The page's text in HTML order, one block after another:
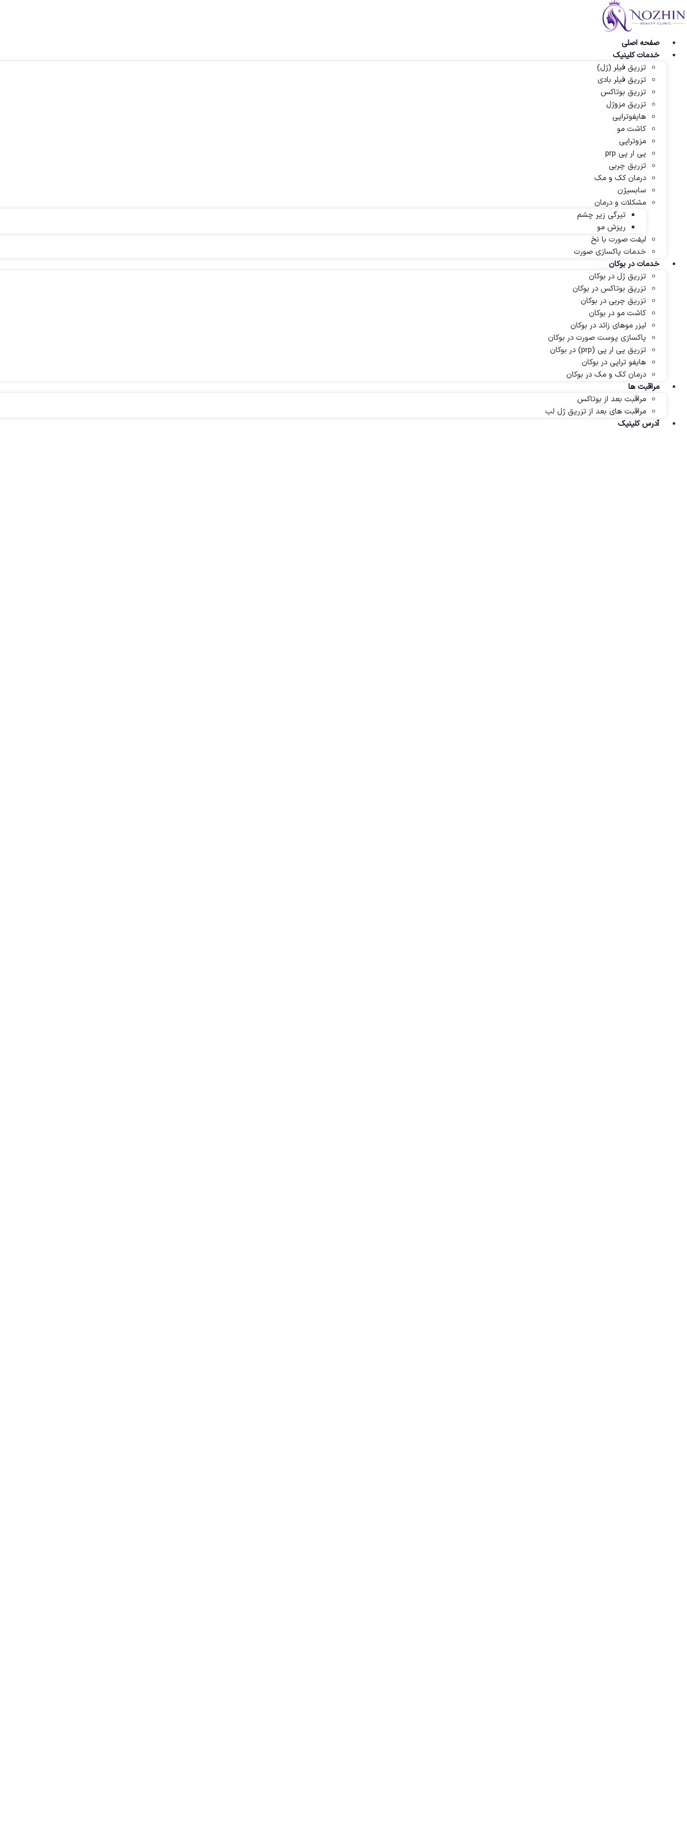
به
صفحه اصلی
خدمات کلینیک
تزریق فیلر (ژل)
تزریق فیلر بادی
تزریق بوتاکس
تزریق مزوژل
هایفوتراپی
کاشت مو
مزوتراپی
پی ار پی prp
تزریق چربی
درمان کک و مک
سابسیژن
مشکلات و درمان
تیرگی زیر چشم
ریزش مو
لیفت صورت با نخ
خدمات پاکسازی صورت
خدمات در بوکان
تزریق ژل در بوکان
تزریق بوتاکس در بوکان
تزریق چربی در بوکان
کاشت مو در بوکان
لیزر موهای زائد در بوکان
پاکسازی پوست صورت در بوکان
تزریق پی ار پی (prp) در بوکان
هایفو تراپی در بوکان
درمان کک و مک در بوکان
مراقبت ها
مراقبت بعد از بوتاکس
مراقبت های بعد از تزریق ژل لب
آدرس کلینیک